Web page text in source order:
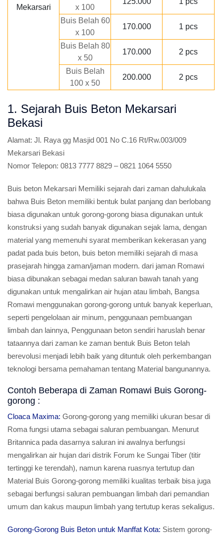
x 100
Buis Belah 60
x 100
170.000 1 pcs
Buis Belah 80
x 50
170.000 2 pcs
Buis Belah
100 x 50
200.000 2 pcs
1. Sejarah Buis Beton Mekarsari
Bekasi
Alamat: Jl. Raya gg Masjid 001 No C.16 Rt/Rw.003/009
Mekarsari Bekasi
Nomor Telepon: 0813 7777 8829 – 0821 1064 5550
Buis beton Mekarsari Memiliki sejarah dari zaman dahulukala
bahwa Buis Beton memiliki bentuk bulat panjang dan berlobang
biasa digunakan untuk gorong-gorong biasa digunakan untuk
konstruksi yang sudah banyak digunakan sejak lama, dengan
material yang memenuhi syarat memberikan kekerasan yang
padat pada buis beton, buis beton memiliki sejarah di masa
prasejarah hingga zaman/jaman modern. dari jaman Romawi
biasa dibunakan sebagai medan saluran bawah tanah yang
digunakan untuk mengalirkan air hujan atau limbah, Bangsa
Romawi menggunakan gorong-gorong untuk banyak keperluan,
seperti pengelolaan air minum, penggunaan pembuangan
limbah dan lainnya, Penggunaan beton sendiri haruslah benar
tataannya dari zaman ke zaman bentuk Buis Beton telah
berevolusi menjadi lebih baik yang dituntuk oleh perkembangan
teknologi bersama pemahaman tentang Material bangunannya.
Contoh Beberapa di Zaman Romawi Buis Gorong-
gorong :
Cloaca Maxima: Gorong-gorong yang memiliki ukuran besar di
Roma fungsi utama sebagai saluran pembuangan. Menurut
Britannica pada dasarnya saluran ini awalnya berfungsi
mengalirkan air hujan dari distrik Forum ke Sungai Tiber (titir
tertinggi ke terendah), namun karena ruasnya tertutup dan
Material Buis Gorong-gorong memiliki kualitas terbaik bisa juga
sebagai berfungsi saluran pembuangan limbah dari pemandian
umum dan kakus maupun limbah yang tertutup keras sekaligus.
Gorong-Gorong Buis Beton untuk Manffat Kota: Sistem gorong-